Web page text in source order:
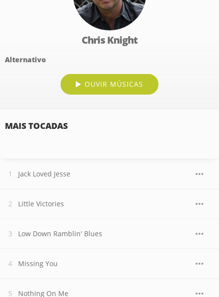
Chris Knight
Alternativo
OUVIR MÚSICAS
MAIS TOCADAS
Jack Loved Jesse
Little Victories
Low Down Ramblin' Blues
Missing You
Nothing On Me